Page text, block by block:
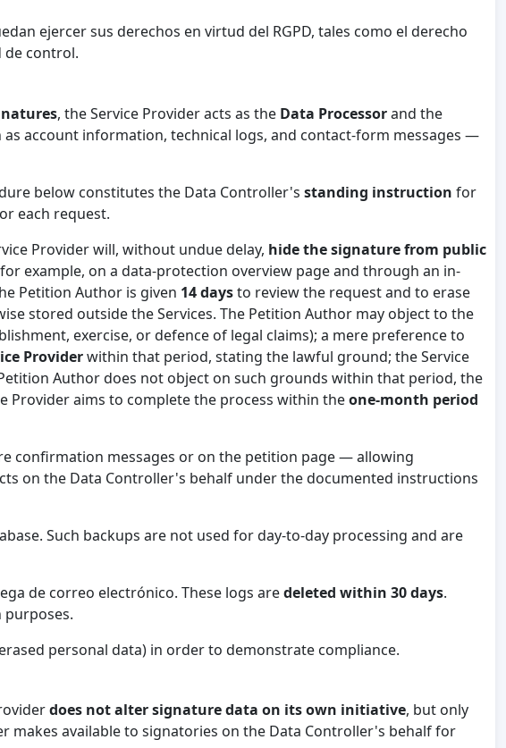
ejercer sus derechos en virtud del RGPD, tales como el derecho
de control.
, the Service Provider acts as the Data Processorand the
account information, technical logs, and contact-form messages —
below constitutes the Data Controller's standing instruction for
each request.
Provider will, without undue delay, hide the signature from public
example, on a data-protection overview page and through an in-
Petition Author is given 14 daysto review the request and to erase
stored outside the Services. The Petition Author may object to the
exercise, or defence of legal claims); a mere preference to
Providerwithin that period, stating the lawful ground; the Service
Author does not object on such grounds within that period, the
Provider aims to complete the process within theone-month period
confirmation messages or on the petition page — allowing
on the Data Controller's behalf under the documented instructions
Such backups are not used for day-to-day processing and are
de correo electrónico. These logs aredeleted within 30 days.
personal data) in order to demonstrate compliance.
does not alter signature data on its own initiative, but only
makes available to signatories on the Data Controller's behalf for